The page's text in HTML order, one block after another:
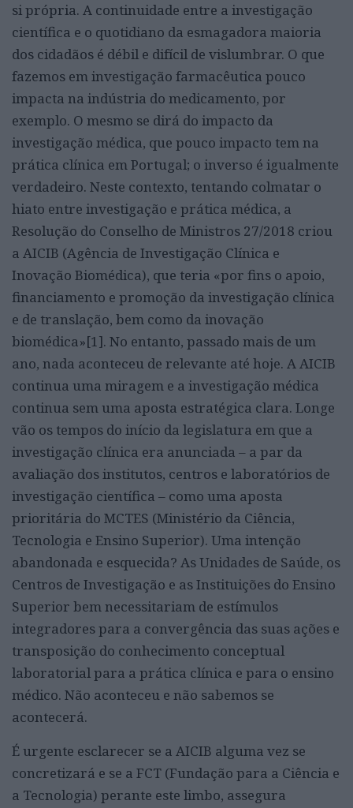
si própria. A continuidade entre a investigação
científica e o quotidiano da esmagadora maioria
dos cidadãos é débil e difícil de vislumbrar. O que
fazemos em investigação farmacêutica pouco
impacta na indústria do medicamento, por
exemplo. O mesmo se dirá do impacto da
investigação médica, que pouco impacto tem na
prática clínica em Portugal; o inverso é igualmente
verdadeiro. Neste contexto, tentando colmatar o
hiato entre investigação e prática médica, a
Resolução do Conselho de Ministros 27/2018 criou
a AICIB (Agência de Investigação Clínica e
Inovação Biomédica), que teria «por fins o apoio,
financiamento e promoção da investigação clínica
e de translação, bem como da inovação
biomédica»[1]. No entanto, passado mais de um
ano, nada aconteceu de relevante até hoje. A AICIB
continua uma miragem e a investigação médica
continua sem uma aposta estratégica clara. Longe
vão os tempos do início da legislatura em que a
investigação clínica era anunciada – a par da
avaliação dos institutos, centros e laboratórios de
investigação científica – como uma aposta
prioritária do MCTES (Ministério da Ciência,
Tecnologia e Ensino Superior). Uma intenção
abandonada e esquecida? As Unidades de Saúde, os
Centros de Investigação e as Instituições do Ensino
Superior bem necessitariam de estímulos
integradores para a convergência das suas ações e
transposição do conhecimento conceptual
laboratorial para a prática clínica e para o ensino
médico. Não aconteceu e não sabemos se
acontecerá.
É urgente esclarecer se a AICIB alguma vez se
concretizará e se a FCT (Fundação para a Ciência e
a Tecnologia) perante este limbo, assegura